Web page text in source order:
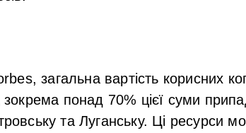
загальна вартість корисних
понад 70% цієї суми
та Луганську. Ці ресурси